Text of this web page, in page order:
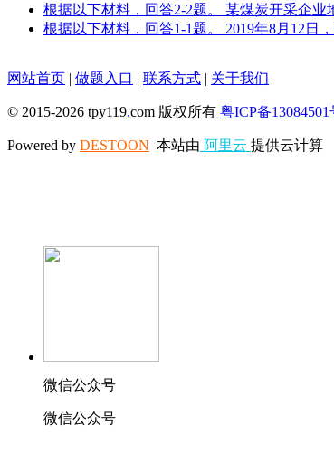
根据以下材料，回答2-2题。 某煤炭开采企
根据以下材料，回答1-1题。 2019年8月12日
网站首页 | 做题入口 | 联系方式 | 关于我们
© 2015-2026 tpy119.com 版权所有 粤ICP备13084501
Powered by DESTOON 本站由 阿里云 提供云计算
微信公众号
微信公众号